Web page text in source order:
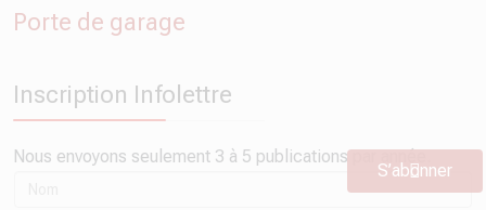
Porte de garage
Inscription Infolettre
Nous envoyons seulement 3 à 5 publications par année.
S’abonner